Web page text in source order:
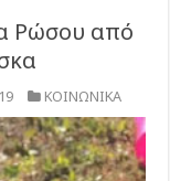
Ρώσου από
ΚΟΙΝΩΝΙΚΑ